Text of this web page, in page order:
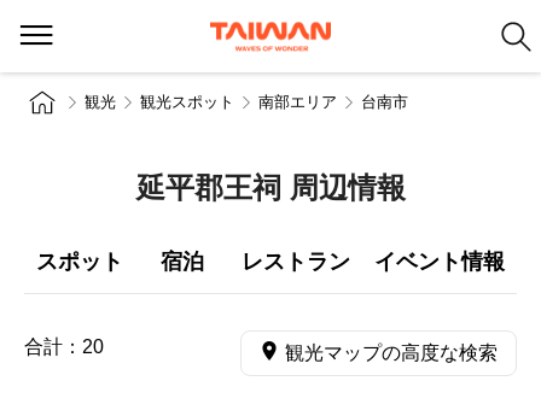
観光 観光スポット 南部エリア 台南市
延平郡王祠 周辺情報
スポット 宿泊 レストラン イベント情報
合計： 20 観光マップの高度な検索